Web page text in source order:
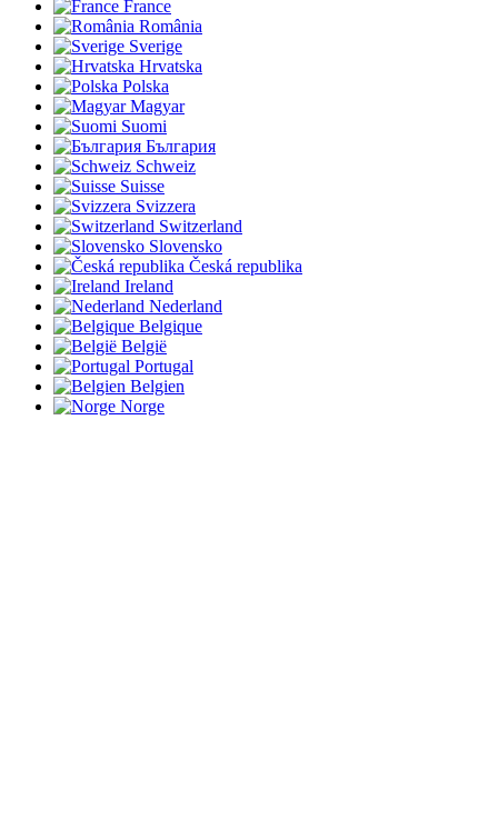
France
România
Sverige
Hrvatska
Polska
Magyar
Suomi
България
Schweiz
Suisse
Svizzera
Switzerland
Slovensko
Česká republika
Ireland
Nederland
Belgique
België
Portugal
Belgien
Norge